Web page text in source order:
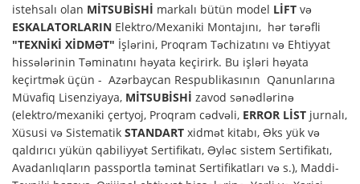
istehsalı olan MİTSUBİSHİ markalı bütün model LİFT və
ESKALATORLARIN Elektro/Mexaniki Montajını, hər tərəfli
"TEXNİKİ XİDMƏT" İşlərini, Proqram Təchizatını və Ehtiyyat
hissələrinin Təminatını həyata keçirirk. Bu işləri həyata
keçirtmək üçün - Azərbaycan Respublikasının Qanunlarına
Müvafiq Lisenziyaya, MİTSUBİSHİ zavod sənədlərinə
(elektro/mexaniki çertyoj, Proqram cədvəli, ERROR LİST jurnalı,
Xüsusi və Sistematik STANDART xidmət kitabı, Əks yük və
qaldırıcı yükün qabiliyyət Sertifikatı, Əyləc sistem Sertifikatı,
Avadanlıqların passportla təminat Sertifikatları və s.), Maddi-